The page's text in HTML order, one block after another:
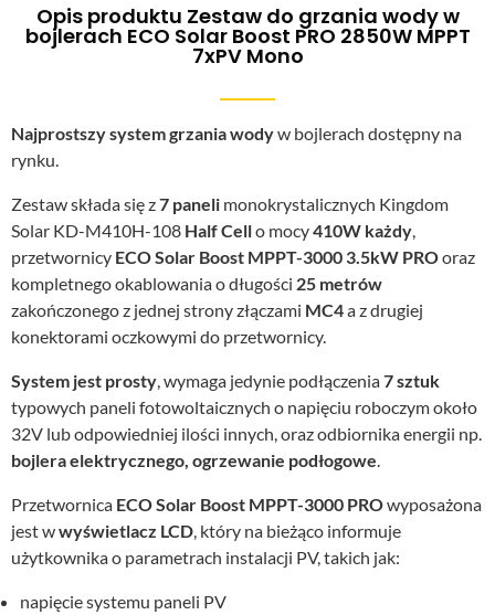
Opis produktu Zestaw do grzania wody w
bojlerach ECO Solar Boost PRO 2850W MPPT
7xPV Mono
Najprostszy system grzania wodyw bojlerach dostępny na
rynku.
Zestaw składa się z7 paneli monokrystalicznych Kingdom
Solar KD-M410H-108 Half Cello mocy410W każdy
przetwornicy ECO Solar Boost MPPT-3000 3.5kW PROoraz
kompletnego okablowania o długości 25 metrów
zakończonego z jednej strony złączami MC4a z drugiej
konektorami oczkowymi do przetwornicy.
System jest prosty , wymaga jedynie podłączenia7 sztuk
typowych paneli fotowoltaicznych o napięciu roboczym około
32V lub odpowiedniej ilości innych, oraz odbiornika energii np.
bojlera elektrycznego, ogrzewanie podłogowe
Przetwornica ECO Solar Boost MPPT-3000 PROwyposażona
jest wwyświetlacz LCD , który na bieżąco informuje
użytkownika o parametrach instalacji PV, takich jak:
napięcie systemu paneli PV